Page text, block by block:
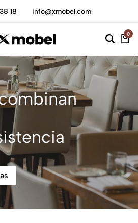
18 info@xmobel.com
0